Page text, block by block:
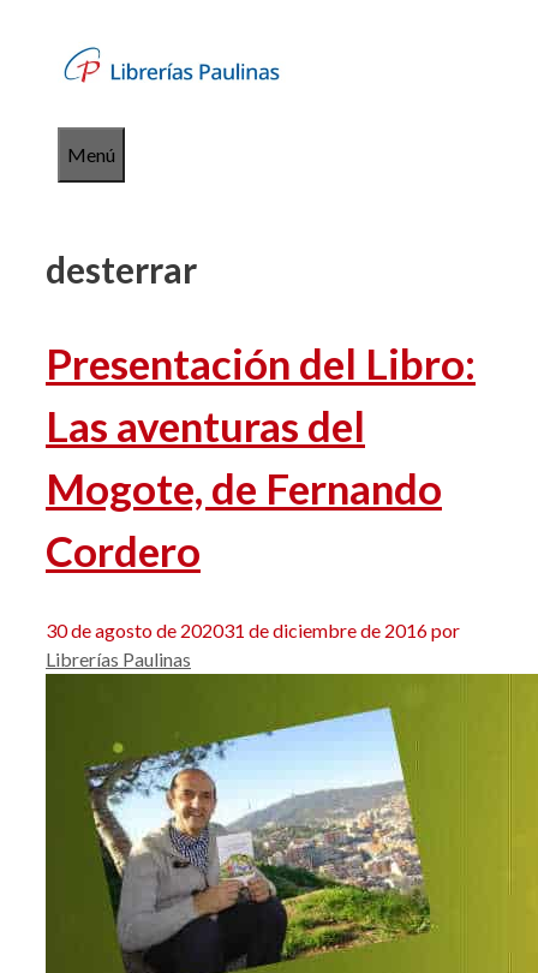
contenido
Menú
desterrar
Presentación del Libro:
Las aventuras del
Mogote, de Fernando
Cordero
30 de agosto de 202031 de diciembre de 2016por
Librerías Paulinas